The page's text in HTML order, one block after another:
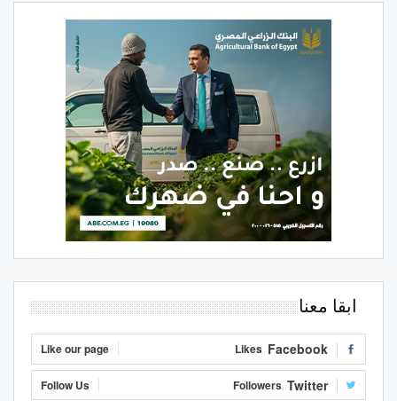
ابقا معنا
Facebook
Likes
Like our page
Twitter
Followers
Follow Us